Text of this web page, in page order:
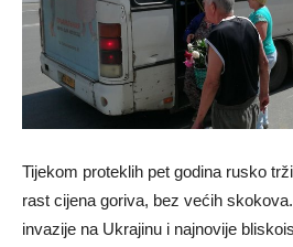
Tijekom proteklih pet godina rusko
rast cijena goriva, bez većih
invazije na Ukrajinu i najnovije